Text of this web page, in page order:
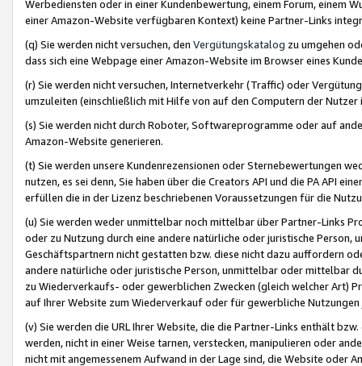
Werbediensten oder in einer Kundenbewertung, einem Forum, einem
einer Amazon-Website verfügbaren Kontext) keine Partner-Links
(q) Sie werden nicht versuchen, den Vergütungskatalog zu umgehen
dass sich eine Webpage einer Amazon-Website im Browser eines
(r) Sie werden nicht versuchen, Internetverkehr (Traffic) oder
umzuleiten (einschließlich mit Hilfe von auf den Computern der
(s) Sie werden nicht durch Roboter, Softwareprogramme oder auf
Amazon-Website generieren.
(t) Sie werden unsere Kundenrezensionen oder Sternebewertungen
nutzen, es sei denn, Sie haben über die Creators API und die PA API
erfüllen die in der Lizenz beschriebenen Voraussetzungen für die
(u) Sie werden weder unmittelbar noch mittelbar über Partner-Links
oder zu Nutzung durch eine andere natürliche oder juristische
Geschäftspartnern nicht gestatten bzw. diese nicht dazu auffordern
andere natürliche oder juristische Person, unmittelbar oder mittelbar
zu Wiederverkaufs- oder gewerblichen Zwecken (gleich welcher Art)
auf Ihrer Website zum Wiederverkauf oder für gewerbliche
(v) Sie werden die URL Ihrer Website, die die Partner-Links enthält
werden, nicht in einer Weise tarnen, verstecken, manipulieren oder
nicht mit angemessenem Aufwand in der Lage sind, die Website oder